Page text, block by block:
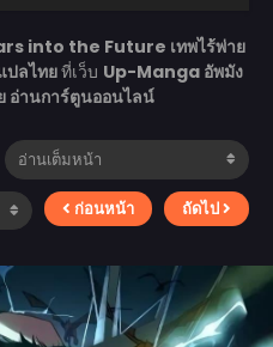
into the Future เทพไร้พ่าย
ปลไทยที่เว็บ Up-Manga อัพมัง
อ่านการ์ตูนออนไลน์
ก่อนหน้า ถัดไป